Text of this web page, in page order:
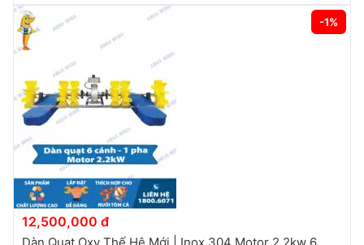
-1%
12,500,000 đ
Dàn Quạt Oxy Thế Hệ Mới | Inox 304 Motor 2.2kw 6